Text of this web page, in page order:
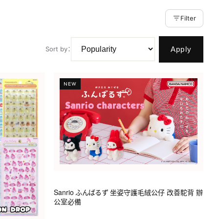
Filter
Sort by： Apply
NEW
Sanrio ふんばるず 坐姿守護毛絨公仔 改善駝背 辦
公室必備